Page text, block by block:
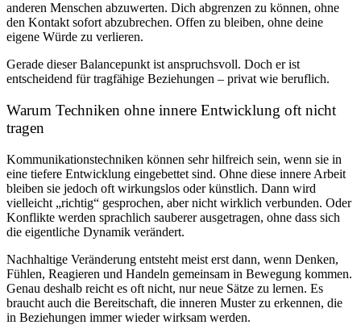
anderen Menschen abzuwerten. Dich abgrenzen zu können, ohne
den Kontakt sofort abzubrechen. Offen zu bleiben, ohne deine
eigene Würde zu verlieren.
Gerade dieser Balancepunkt ist anspruchsvoll. Doch er ist
entscheidend für tragfähige Beziehungen – privat wie beruflich.
Warum Techniken ohne innere Entwicklung oft nicht
tragen
Kommunikationstechniken können sehr hilfreich sein, wenn sie in
eine tiefere Entwicklung eingebettet sind. Ohne diese innere Arbeit
bleiben sie jedoch oft wirkungslos oder künstlich. Dann wird
vielleicht „richtig“ gesprochen, aber nicht wirklich verbunden. Oder
Konflikte werden sprachlich sauberer ausgetragen, ohne dass sich
die eigentliche Dynamik verändert.
Nachhaltige Veränderung entsteht meist erst dann, wenn Denken,
Fühlen, Reagieren und Handeln gemeinsam in Bewegung kommen.
Genau deshalb reicht es oft nicht, nur neue Sätze zu lernen. Es
braucht auch die Bereitschaft, die inneren Muster zu erkennen, die
in Beziehungen immer wieder wirksam werden.